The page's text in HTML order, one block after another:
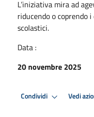
L’iniziativa mira ad
riducendo o coprendo
scolastici.
Data :
20 novembre 2025
Condividi Vedi